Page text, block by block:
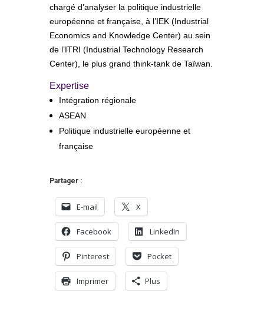
chargé d’analyser la politique industrielle
européenne et française, à l’IEK (Industrial
Economics and Knowledge Center) au sein
de l’ITRI (Industrial Technology Research
Center), le plus grand think-tank de Taïwan.
Expertise
Intégration régionale
ASEAN
Politique industrielle européenne et
française
Partager :
E-mail X
Facebook LinkedIn
Pinterest Pocket
Imprimer Plus